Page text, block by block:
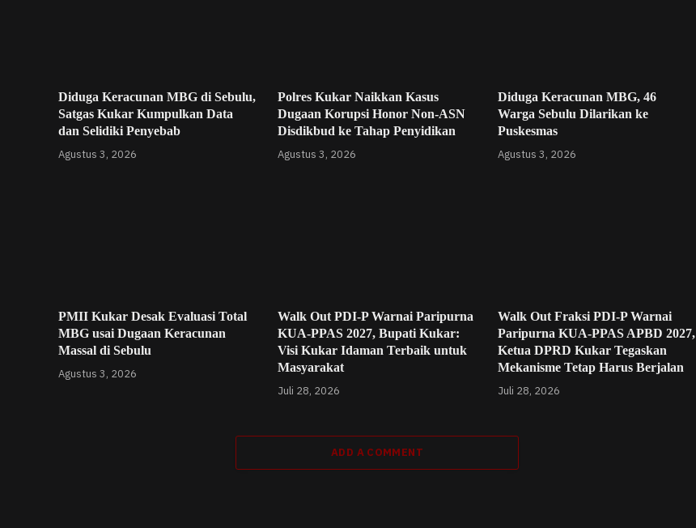
Diduga Keracunan MBG di Sebulu,
Satgas Kukar Kumpulkan Data
dan Selidiki Penyebab
Agustus 3, 2026
Polres Kukar Naikkan Kasus
Dugaan Korupsi Honor Non-ASN
Disdikbud ke Tahap Penyidikan
Agustus 3, 2026
Diduga Keracunan MBG, 46
Warga Sebulu Dilarikan ke
Puskesmas
Agustus 3, 2026
PMII Kukar Desak Evaluasi Total
MBG usai Dugaan Keracunan
Massal di Sebulu
Agustus 3, 2026
Walk Out PDI-P Warnai Paripurna
KUA-PPAS 2027, Bupati Kukar:
Visi Kukar Idaman Terbaik untuk
Masyarakat
Juli 28, 2026
Walk Out Fraksi PDI-P Warnai
Paripurna KUA-PPAS APBD 2027,
Ketua DPRD Kukar Tegaskan
Mekanisme Tetap Harus Berjalan
Juli 28, 2026
ADD A COMMENT